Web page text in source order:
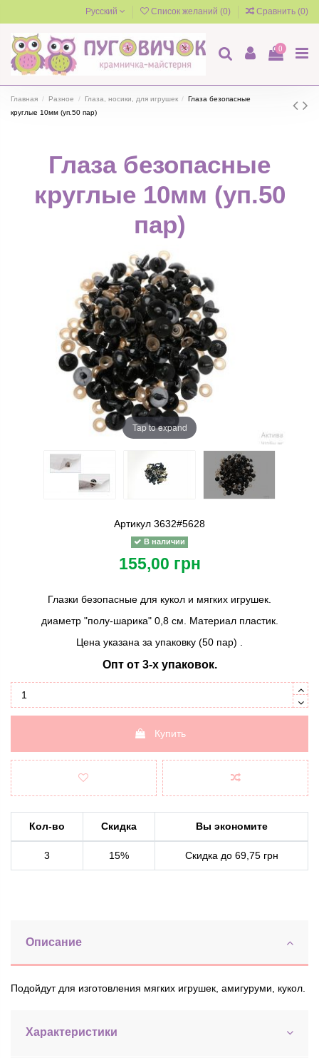
Русский Список желаний (0) Сравнить (0)
0
Главная Разное Глаза, носики, для игрушек
Глаза безопасные
круглые 10мм (уп.50 пар)
Глаза безопасные
круглые 10мм (уп.50
пар)
Tap to expand
Артикул 3632#5628
В наличии
155,00 грн
Глазки безопасные для кукол и мягких игрушек.
диаметр "полу-шарика" 0,8 см. Материал пластик.
Цена указана за упаковку (50 пар) .
Опт от 3-х упаковок.
Купить
Кол-во Скидка Вы экономите
3 15% Скидка до 69,75 грн
Описание
Подойдут для изготовления мягких игрушек, амигуруми, кукол.
Характеристики